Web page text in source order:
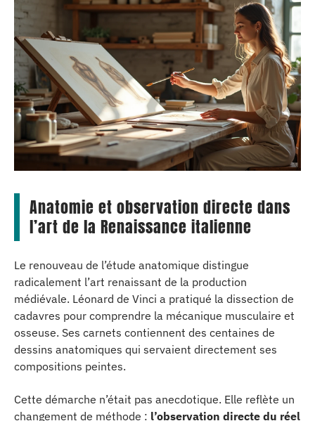
Anatomie et observation directe dans
l’art de la Renaissance italienne
Le renouveau de l’étude anatomique distingue
radicalement l’art renaissant de la production
médiévale. Léonard de Vinci a pratiqué la dissection de
cadavres pour comprendre la mécanique musculaire et
osseuse. Ses carnets contiennent des centaines de
dessins anatomiques qui servaient directement ses
compositions peintes.
Cette démarche n’était pas anecdotique. Elle reflète un
changement de méthode : l’observation directe du réel